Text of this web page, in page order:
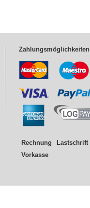
Zahlungsmöglichkeiten
Rechnung
Lastschrift
Vorkasse